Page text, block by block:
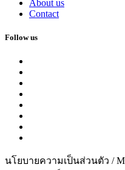
About us
Contact
Follow us
นโยบายความเป็นส่วนตัว /